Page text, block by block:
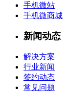
手机微站
手机微商城
新闻动态
解决方案
行业新闻
签约动态
常见问题